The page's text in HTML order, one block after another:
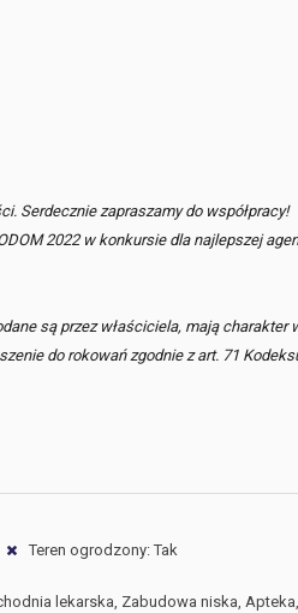
Serdecznie zapraszamy do współpracy!
2022 w konkursie dla najlepszej
są przez właściciela, mają charakter
do rokowań zgodnie z art. 71
Teren ogrodzony: Tak
lekarska, Zabudowa niska,